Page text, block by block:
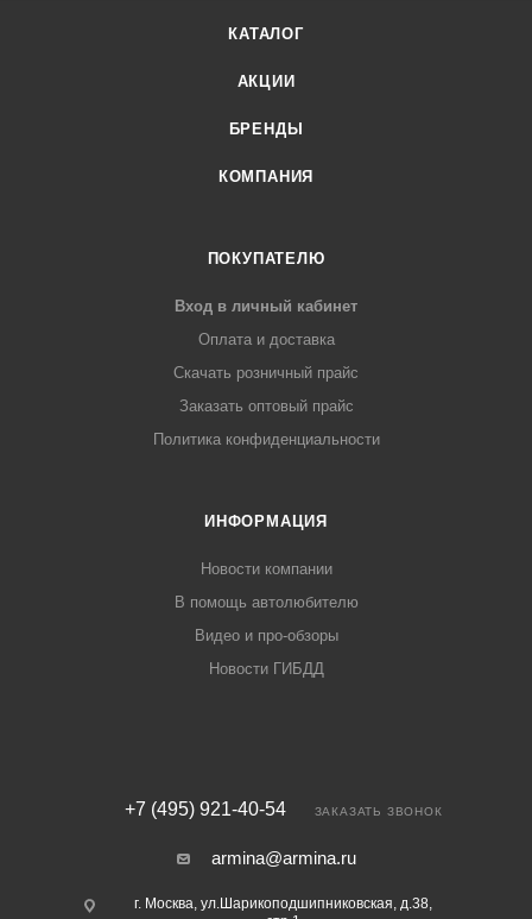
КАТАЛОГ
АКЦИИ
БРЕНДЫ
КОМПАНИЯ
ПОКУПАТЕЛЮ
Вход в личный кабинет
Оплата и доставка
Скачать розничный прайс
Заказать оптовый прайс
Политика конфиденциальности
ИНФОРМАЦИЯ
Новости компании
В помощь автолюбителю
Видео и про-обзоры
Новости ГИБДД
+7 (495) 921-40-54 ЗАКАЗАТЬ ЗВОНОК
armina@armina.ru
г. Москва, ул.Шарикоподшипниковская, д.38,